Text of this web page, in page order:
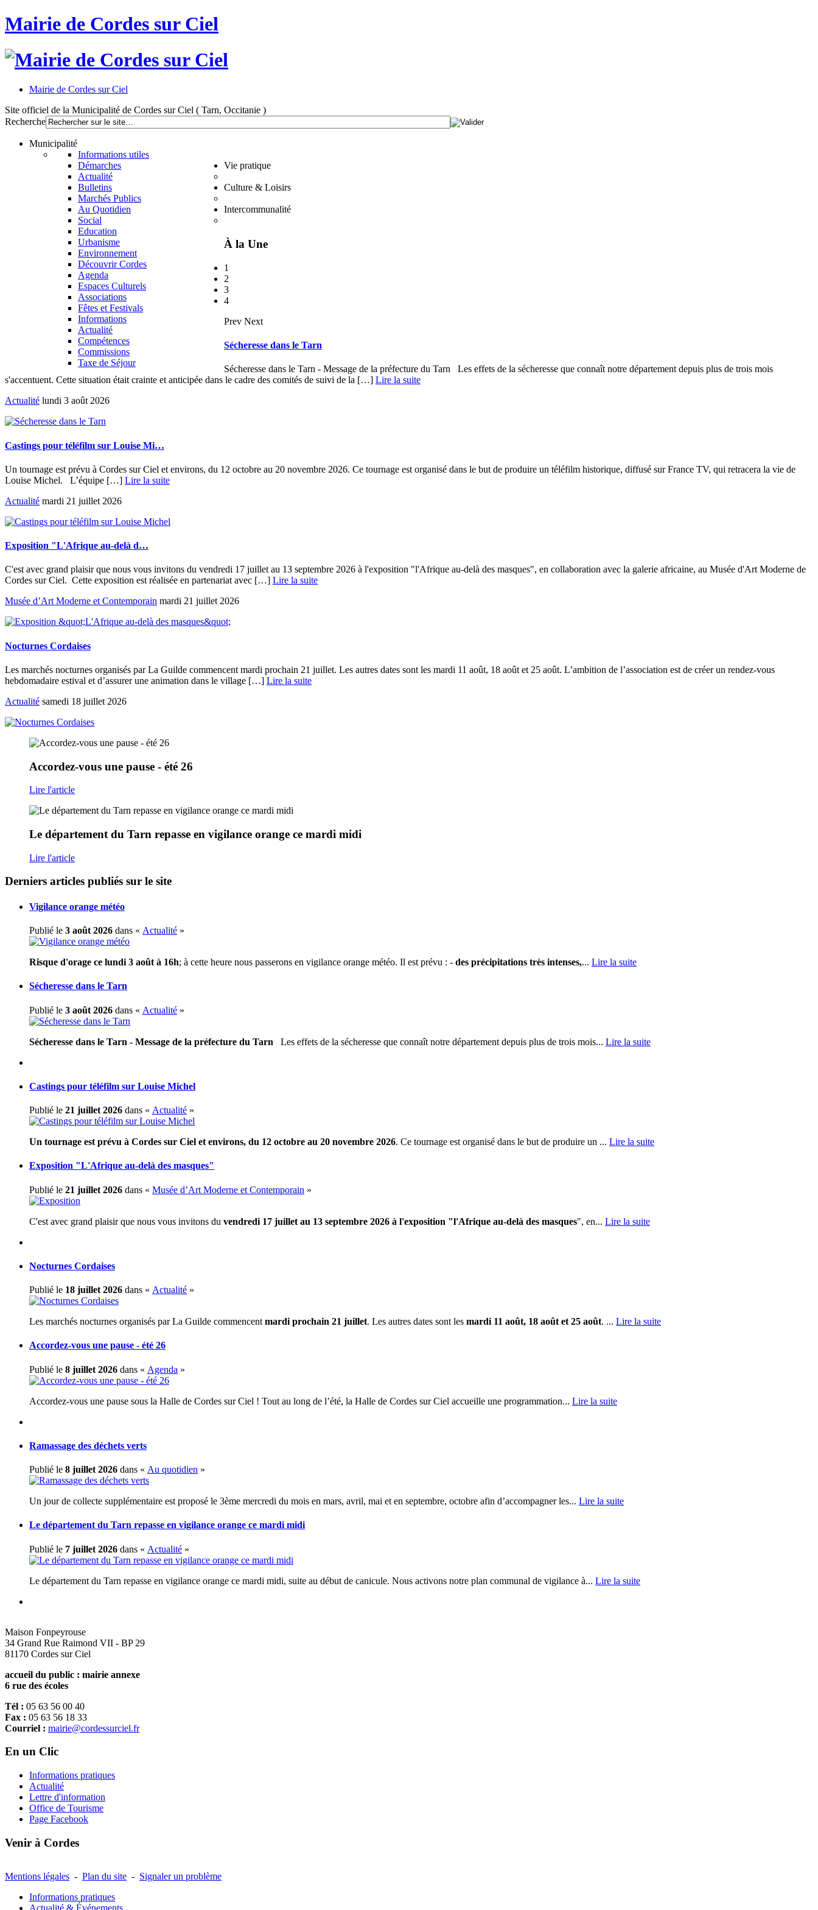
Mairie de Cordes sur Ciel
Mairie de Cordes sur Ciel
Site officiel de la Municipalité de Cordes sur Ciel ( Tarn, Occitanie )
Recherche
Municipalité
Informations utiles
Démarches
Actualité
Bulletins
Marchés Publics
Vie pratique
Au Quotidien
Social
Education
Urbanisme
Environnement
Culture & Loisirs
Découvrir Cordes
Agenda
Espaces Culturels
Associations
Fêtes et Festivals
Intercommunalité
Informations
Actualité
Compétences
Commissions
Taxe de Séjour
À la Une
1
2
3
4
Prev Next
Sécheresse dans le Tarn
Sécheresse dans le Tarn - Message de la préfecture du Tarn Les effets de la sécheresse que connaît notre département depuis plus de trois mois
s'accentuent. Cette situation était crainte et anticipée dans le cadre des comités de suivi de la […] Lire la suite
Actualité lundi 3 août 2026
Castings pour téléfilm sur Louise Mi…
Un tournage est prévu à Cordes sur Ciel et environs, du 12 octobre au 20 novembre 2026. Ce tournage est organisé dans le but de produire un téléfilm historique, diffusé sur France TV, qui retracera la vie de
Louise Michel. L’équipe […] Lire la suite
Actualité mardi 21 juillet 2026
Exposition "L'Afrique au-delà d…
C'est avec grand plaisir que nous vous invitons du vendredi 17 juillet au 13 septembre 2026 à l'exposition "l'Afrique au-delà des masques", en collaboration avec la galerie africaine, au Musée d'Art Moderne de
Cordes sur Ciel. Cette exposition est réalisée en partenariat avec […] Lire la suite
Musée d’Art Moderne et Contemporain mardi 21 juillet 2026
Nocturnes Cordaises
Les marchés nocturnes organisés par La Guilde commencent mardi prochain 21 juillet. Les autres dates sont les mardi 11 août, 18 août et 25 août. L’ambition de l’association est de créer un rendez-vous
hebdomadaire estival et d’assurer une animation dans le village […] Lire la suite
Actualité samedi 18 juillet 2026
Accordez-vous une pause - été 26
Lire l'article
Le département du Tarn repasse en vigilance orange ce mardi midi
Lire l'article
Derniers articles publiés sur le site
Vigilance orange météo
Publié le 3 août 2026 dans « Actualité »
Risque d'orage ce lundi 3 août à 16h; à cette heure nous passerons en vigilance orange météo. Il est prévu : - des précipitations très intenses,... Lire la suite
Sécheresse dans le Tarn
Publié le 3 août 2026 dans « Actualité »
Sécheresse dans le Tarn - Message de la préfecture du Tarn Les effets de la sécheresse que connaît notre département depuis plus de trois mois... Lire la suite
Castings pour téléfilm sur Louise Michel
Publié le 21 juillet 2026 dans « Actualité »
Un tournage est prévu à Cordes sur Ciel et environs, du 12 octobre au 20 novembre 2026. Ce tournage est organisé dans le but de produire un ... Lire la suite
Exposition "L'Afrique au-delà des masques"
Publié le 21 juillet 2026 dans « Musée d’Art Moderne et Contemporain »
C'est avec grand plaisir que nous vous invitons du vendredi 17 juillet au 13 septembre 2026 à l'exposition "l'Afrique au-delà des masques", en... Lire la suite
Nocturnes Cordaises
Publié le 18 juillet 2026 dans « Actualité »
Les marchés nocturnes organisés par La Guilde commencent mardi prochain 21 juillet. Les autres dates sont les mardi 11 août, 18 août et 25 août. ... Lire la suite
Accordez-vous une pause - été 26
Publié le 8 juillet 2026 dans « Agenda »
Accordez-vous une pause sous la Halle de Cordes sur Ciel ! Tout au long de l’été, la Halle de Cordes sur Ciel accueille une programmation... Lire la suite
Ramassage des déchets verts
Publié le 8 juillet 2026 dans « Au quotidien »
Un jour de collecte supplémentaire est proposé le 3ème mercredi du mois en mars, avril, mai et en septembre, octobre afin d’accompagner les... Lire la suite
Le département du Tarn repasse en vigilance orange ce mardi midi
Publié le 7 juillet 2026 dans « Actualité »
Le département du Tarn repasse en vigilance orange ce mardi midi, suite au début de canicule. Nous activons notre plan communal de vigilance à... Lire la suite
Maison Fonpeyrouse
34 Grand Rue Raimond VII - BP 29
81170 Cordes sur Ciel
accueil du public : mairie annexe
6 rue des écoles
Tél : 05 63 56 00 40
Fax : 05 63 56 18 33
Courriel : mairie@cordessurciel.fr
En un Clic
Informations pratiques
Actualité
Lettre d'information
Office de Tourisme
Page Facebook
Venir à Cordes
Mentions légales - Plan du site - Signaler un problème
Informations pratiques
Actualité & Événements